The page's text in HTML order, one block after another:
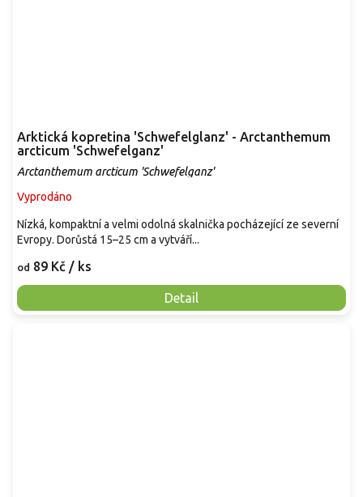
Arktická kopretina 'Schwefelglanz' - Arctanthemum
arcticum 'Schwefelganz'
Arctanthemum arcticum 'Schwefelganz'
Vyprodáno
od 89 Kč / ks
Detail
Nízká, kompaktní a velmi odolná skalnička pocházející ze severní
Evropy. Dorůstá 15–25 cm a vytváří...